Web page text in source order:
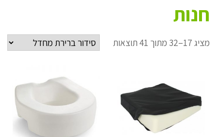
חנות
מציג 17–32 מתוך 41 תוצאות